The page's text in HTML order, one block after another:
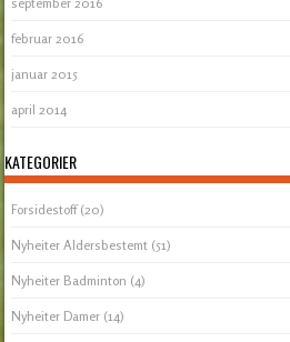
februar 2016
januar 2015
april 2014
KATEGORIER
Forsidestoff(20)
Nyheiter Aldersbestemt (51)
Nyheiter Badminton (4)
Nyheiter Damer (14)